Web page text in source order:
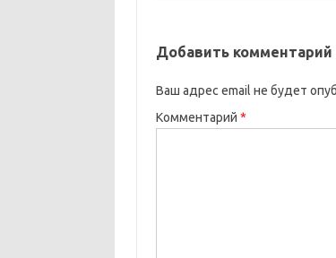
Добавить комментарий
Ваш адрес email не будет
Комментарий *